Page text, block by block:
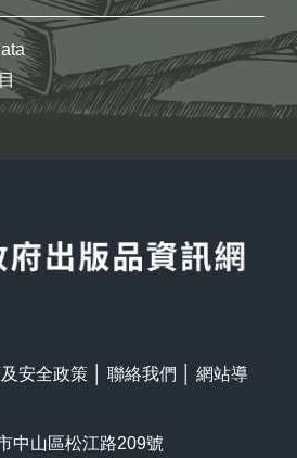
安全政策 聯絡我們
網站導
中山區松江路209號